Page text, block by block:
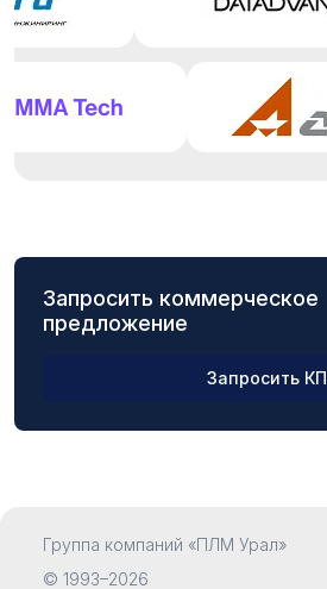
Запросить коммерческое
предложение
Запросить КП
Компания
Группа компаний «ПЛМ Урал»
© 1993–2026